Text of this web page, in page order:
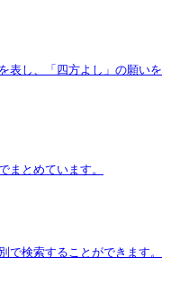
表し、「四方よし」の願いを
まとめています。
で検索することができます。